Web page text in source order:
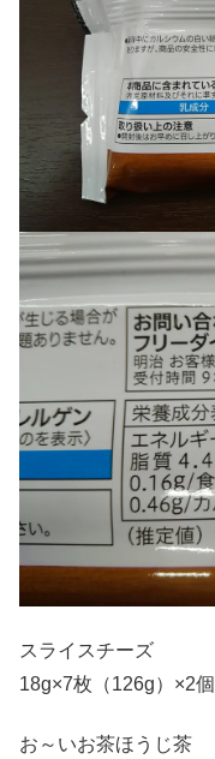
スライスチーズ
18g×7枚（126g）×2個
お～いお茶ほうじ茶